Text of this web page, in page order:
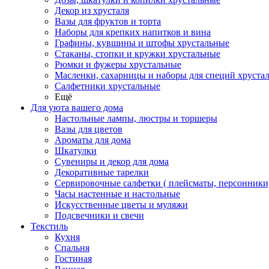
Декор из хрусталя
Вазы для фруктов и торта
Наборы для крепких напитков и вина
Графины, кувшины и штофы хрустальные
Стаканы, стопки и кружки хрустальные
Рюмки и фужеры хрустальные
Масленки, сахарницы и наборы для специй
Салфетники хрустальные
Ещё
Для уюта вашего дома
Настольные лампы, люстры и торшеры
Вазы для цветов
Ароматы для дома
Шкатулки
Сувениры и декор для дома
Декоративные тарелки
Сервировочные салфетки ( плейсматы,
Часы настенные и настольные
Искусственные цветы и муляжи
Подсвечники и свечи
Текстиль
Кухня
Спальня
Гостиная